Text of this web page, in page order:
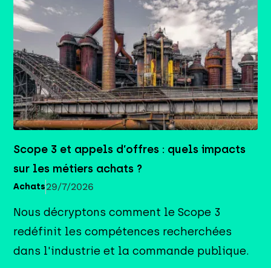
Scope 3 et appels d’offres : quels impacts
sur les métiers achats ?
Achats29/7/2026
Nous décryptons comment le Scope 3
redéfinit les compétences recherchées
dans l'industrie et la commande publique.